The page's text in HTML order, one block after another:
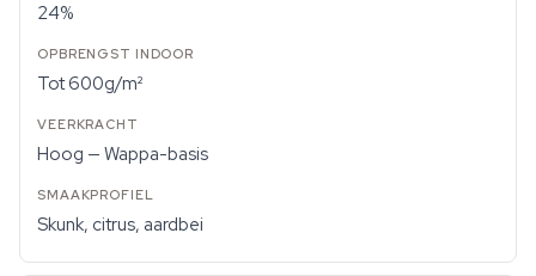
24%
Tot 600g/m²
Hoog — Wappa-basis
Skunk, citrus, aardbei